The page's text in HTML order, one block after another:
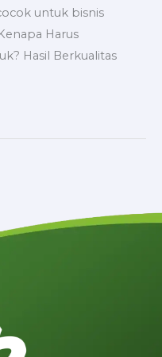
untuk bisnis
Harus
Hasil Berkualitas